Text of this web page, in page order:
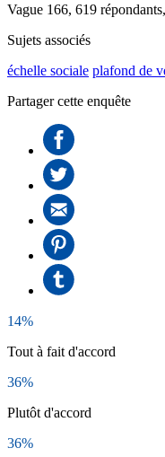
Vague 166, 619
Sujets associés
échelle sociale plafond de
Partager cette enquête
14%
Tout à fait d'accord
36%
Plutôt d'accord
36%